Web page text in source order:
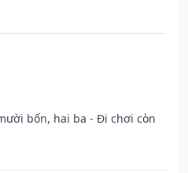
bốn, hai ba - Đi chơi còn